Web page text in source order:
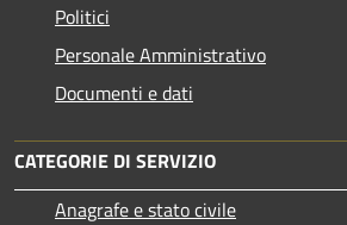
Politici
Personale Amministrativo
Documenti e dati
CATEGORIE DI SERVIZIO
Anagrafe e stato civile